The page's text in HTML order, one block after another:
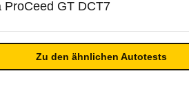
ProCeed GT DCT7
Zu den ähnlichen Autotests